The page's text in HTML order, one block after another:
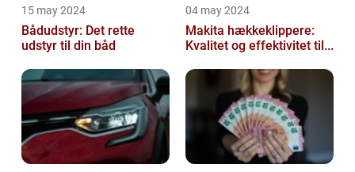
15 may 2024
Bådudstyr: Det rette
udstyr til din båd
04 may 2024
Makita hækkeklippere:
Kvalitet og effektivitet til...